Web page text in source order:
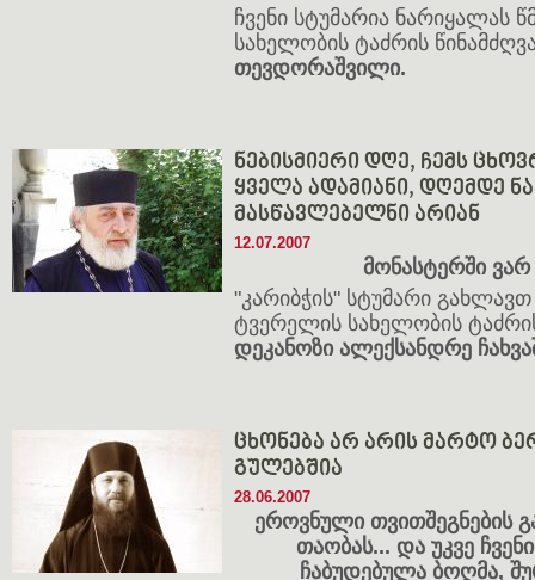
ჩვენი სტუმარია ნარიყალას
სახელობის ტაძრის
თევდორაშვილი.
ნებისმიერი დღე, ჩემს
ყველა ადამიანი, დღემდე
მასწავლებელნი არიან
12.07.2007
მონასტერში
"კარიბჭის" სტუმარი
ტვერელის სახელობის
დეკანოზი ალექსანდრე
ცხონება არ არის მარტო
გულებშია
28.06.2007
ეროვნული თვითშეგნების
თაობას... და უკვე
ჩაბუდებულა ბოღმა,